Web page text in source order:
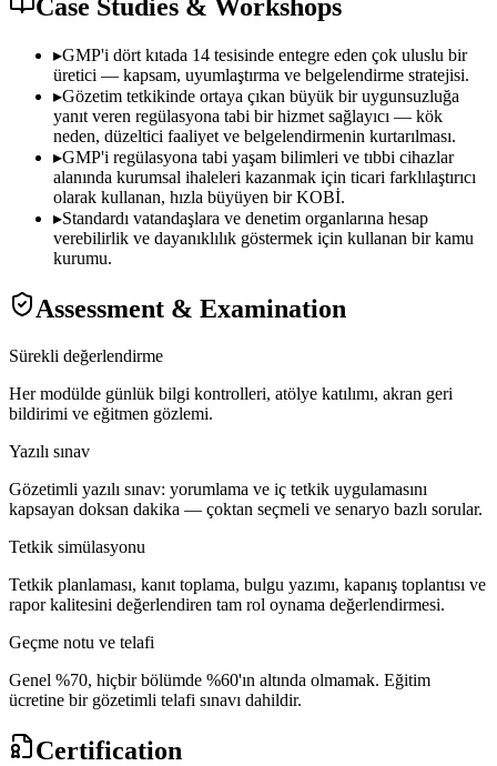
Case Studies & Workshops
▸GMP'i dört kıtada 14 tesisinde entegre eden çok uluslu bir
üretici — kapsam, uyumlaştırma ve belgelendirme stratejisi.
▸Gözetim tetkikinde ortaya çıkan büyük bir uygunsuzluğa
yanıt veren regülasyona tabi bir hizmet sağlayıcı — kök
neden, düzeltici faaliyet ve belgelendirmenin kurtarılması.
▸GMP'i regülasyona tabi yaşam bilimleri ve tıbbi cihazlar
alanında kurumsal ihaleleri kazanmak için ticari farklılaştırıcı
olarak kullanan, hızla büyüyen bir KOBİ.
▸Standardı vatandaşlara ve denetim organlarına hesap
verebilirlik ve dayanıklılık göstermek için kullanan bir kamu
kurumu.
Assessment & Examination
Sürekli değerlendirme
Her modülde günlük bilgi kontrolleri, atölye katılımı, akran geri
bildirimi ve eğitmen gözlemi.
Yazılı sınav
Gözetimli yazılı sınav: yorumlama ve iç tetkik uygulamasını
kapsayan doksan dakika — çoktan seçmeli ve senaryo bazlı sorular.
Tetkik simülasyonu
Tetkik planlaması, kanıt toplama, bulgu yazımı, kapanış toplantısı ve
rapor kalitesini değerlendiren tam rol oynama değerlendirmesi.
Geçme notu ve telafi
Genel %70, hiçbir bölümde %60'ın altında olmamak. Eğitim
ücretine bir gözetimli telafi sınavı dahildir.
Certification